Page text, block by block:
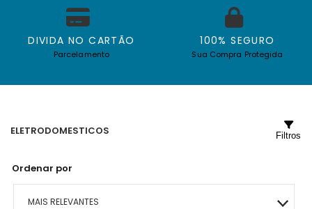
DIVIDA NO CARTÃO
Parcelamento
100% SEGURO
Sua Compra Protegida
ELETRODOMESTICOS
Ordenar por
MAIS RELEVANTES
Filtros